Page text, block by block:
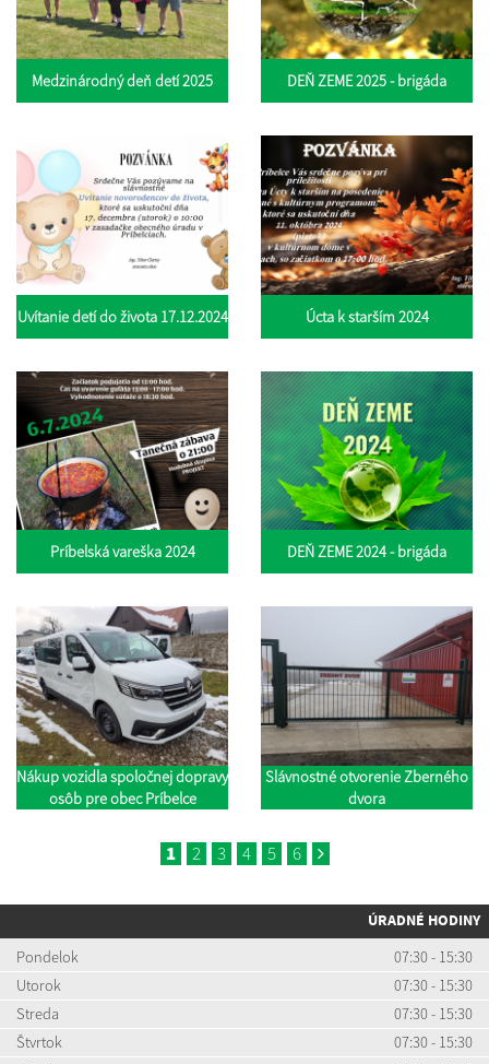
Medzinárodný deň detí 2025 DEŇ ZEME 2025 - brigáda
Uvítanie detí do života 17.12.2024 Úcta k starším 2024
Príbelská vareška 2024 DEŇ ZEME 2024 - brigáda
Nákup vozidla spoločnej dopravy
osôb pre obec Príbelce
Slávnostné otvorenie Zberného
dvora
1 2 3 4 5 6
ÚRADNÉ HODINY
Pondelok
07:30 - 15:30
Utorok
07:30 - 15:30
Streda
07:30 - 15:30
Štvrtok
07:30 - 15:30